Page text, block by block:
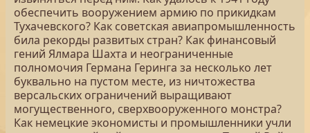
обеспечить вооружением армию по прикидкам
Тухачевского? Как советская авиапромышленность
била рекорды развитых стран? Как финансовый
гений Ялмара Шахта и неограниченные
полномочия Германа Геринга за несколько лет
буквально на пустом месте, из ничтожества
версальских ограничений выращивают
могущественного, сверхвооруженного монстра?
Как немецкие экономисты и промышленники учли